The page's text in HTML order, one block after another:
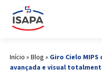
Início » Blog » Giro Cielo
avançada e visual